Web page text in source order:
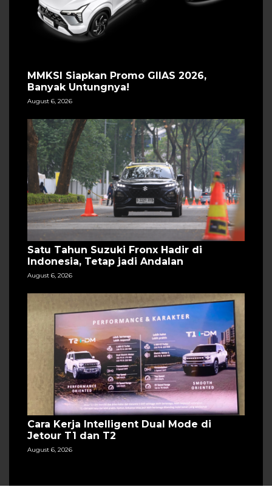
MMKSI Siapkan Promo GIIAS 2026,
Banyak Untungnya!
August 6, 2026
Satu Tahun Suzuki Fronx Hadir di
Indonesia, Tetap jadi Andalan
August 6, 2026
Cara Kerja Intelligent Dual Mode di
Jetour T1 dan T2
August 6, 2026